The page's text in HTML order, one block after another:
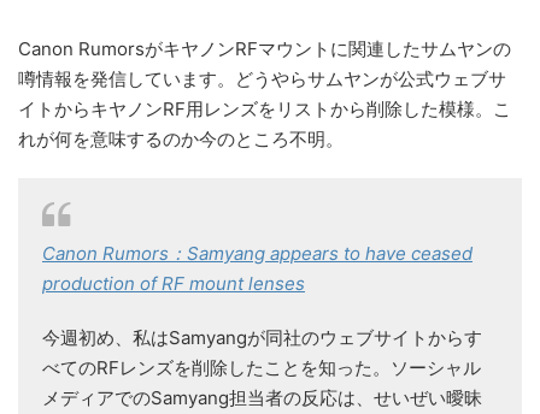
Canon RumorsがキヤノンRFマウントに関連したサムヤンの
噂情報を発信しています。どうやらサムヤンが公式ウェブサ
イトからキヤノンRF用レンズをリストから削除した模様。こ
れが何を意味するのか今のところ不明。
Canon Rumors：Samyang appears to have ceased
production of RF mount lenses
今週初め、私はSamyangが同社のウェブサイトからす
べてのRFレンズを削除したことを知った。ソーシャル
メディアでのSamyang担当者の反応は、せいぜい曖昧